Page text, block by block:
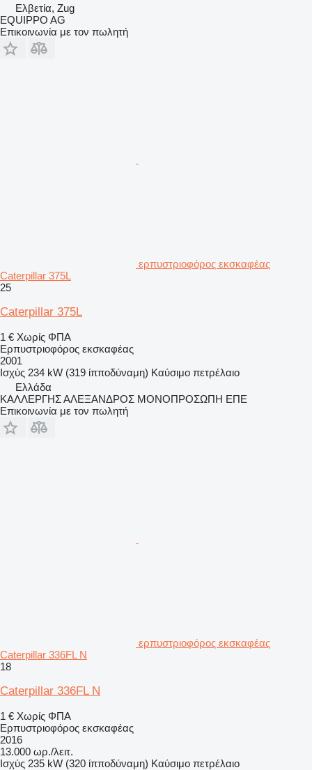
Ελβετία, Zug
EQUIPPO AG
Επικοινωνία με τον πωλητή
ερπυστριοφόρος εκσκαφέας
Caterpillar 375L
25
Caterpillar 375L
1 € Χωρίς ΦΠΑ
Ερπυστριοφόρος εκσκαφέας
2001
Ισχύς 234 kW (319 ίπποδύναμη) Καύσιμο πετρέλαιο
Ελλάδα
ΚΑΛΛΕΡΓΗΣ ΑΛΕΞΑΝΔΡΟΣ ΜΟΝΟΠΡΟΣΩΠΗ ΕΠΕ
Επικοινωνία με τον πωλητή
ερπυστριοφόρος εκσκαφέας
Caterpillar 336FL N
18
Caterpillar 336FL N
1 € Χωρίς ΦΠΑ
Ερπυστριοφόρος εκσκαφέας
2016
13.000 ωρ./λειτ.
Ισχύς 235 kW (320 ίπποδύναμη) Καύσιμο πετρέλαιο